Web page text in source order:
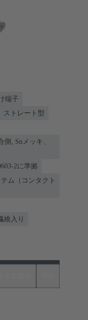
端子
ストレート型
, Snメッキ、
2に準拠
ム（コンタクト
維入り